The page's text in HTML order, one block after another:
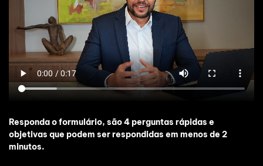
Responda o formulário, são 4 perguntas rápidas e
objetivas que podem ser respondidas em menos de 2
minutos.